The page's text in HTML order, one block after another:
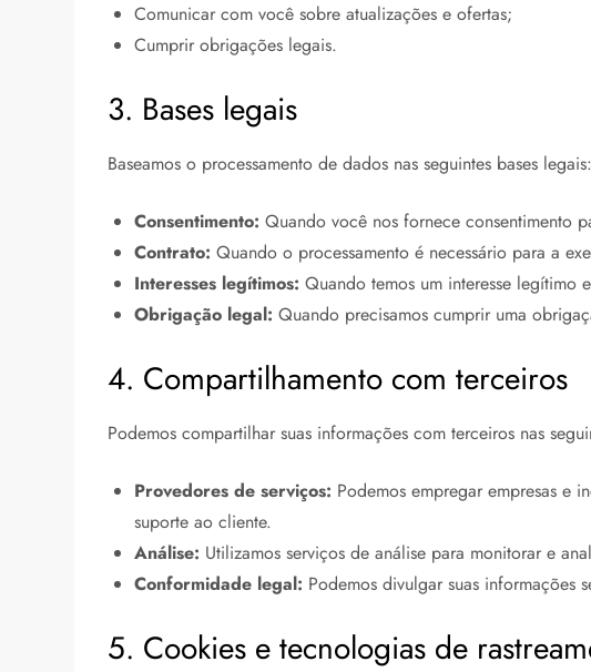
Comunicar com você sobre atualizações e ofertas;
Cumprir obrigações legais.
3. Bases legais
Baseamos o processamento de dados nas seguintes bases legais:
Consentimento: Quando você nos fornece consentimento
Contrato: Quando o processamento é necessário para a
Interesses legítimos: Quando temos um interesse legítimo
Obrigação legal: Quando precisamos cumprir uma
4. Compartilhamento com terceiros
Podemos compartilhar suas informações com terceiros nas
Provedores de serviços: Podemos empregar empresas e
suporte ao cliente.
Análise: Utilizamos serviços de análise para monitorar e
Conformidade legal: Podemos divulgar suas informações
5. Cookies e tecnologias de